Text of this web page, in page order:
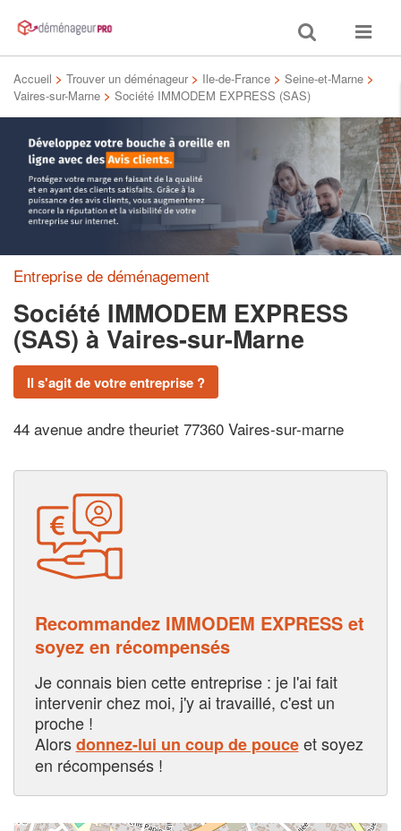
Toggle
search
Toggle
Accueil > Trouver un déménageur > Ile-de-France > Seine-et-Marne >
Vaires-sur-Marne > Société IMMODEM EXPRESS (SAS)
Entreprise de déménagement
Société IMMODEM EXPRESS
(SAS) à Vaires-sur-Marne
Il s'agit de votre entreprise ?
44 avenue andre theuriet 77360 Vaires-sur-marne
Recommandez IMMODEM EXPRESS et
soyez en récompensés
Je connais bien cette entreprise : je l'ai fait
intervenir chez moi, j'y ai travaillé, c'est un
proche !
Alorsdonnez-lui un coup de pouceet soyez
en récompensés !